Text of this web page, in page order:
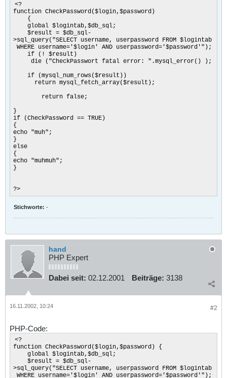
<?
function CheckPassword($login,$password)
{
global $logintab,$db_sql;
$result = $db_sql-
>sql_query("SELECT username, userpassword FROM $logintab
WHERE username='$login' AND userpassword='$password'");
if (! $result)
die ("CheckPasswort fatal error: ".mysql_error() );
if (mysql_num_rows($result))
return mysql_fetch_array($result);
return false;
}
if (CheckPassword == TRUE)
{
echo "muh";
}
else
{
echo "muhmuh";
}
?>
Stichworte: -
hand
PHP Expert
Dabei seit: 02.12.2001 Beiträge: 3138
#2
16.11.2002, 10:24
PHP-Code:
<?
function CheckPassword($login,$password) {
global $logintab,$db_sql;
$result = $db_sql-
>sql_query("SELECT username, userpassword FROM $logintab
WHERE username='$login' AND userpassword='$password'");